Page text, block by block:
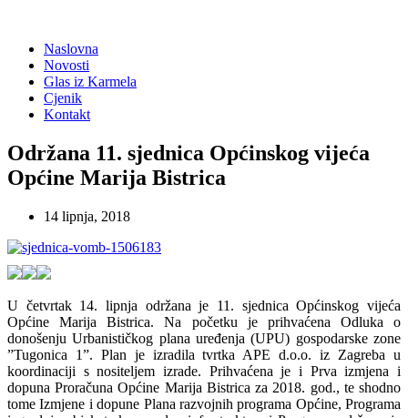
Naslovna
Novosti
Glas iz Karmela
Cjenik
Kontakt
Održana 11. sjednica Općinskog vijeća
Općine Marija Bistrica
14 lipnja, 2018
U četvrtak 14. lipnja održana je 11. sjednica Općinskog vijeća
Općine Marija Bistrica. Na početku je prihvaćena Odluka o
donošenju Urbanističkog plana uređenja (UPU) gospodarske zone
”Tugonica 1”. Plan je izradila tvrtka APE d.o.o. iz Zagreba u
koordinaciji s nositeljem izrade. Prihvaćena je i Prva izmjena i
dopuna Proračuna Općine Marija Bistrica za 2018. god., te shodno
tome Izmjene i dopune Plana razvojnih programa Općine, Programa